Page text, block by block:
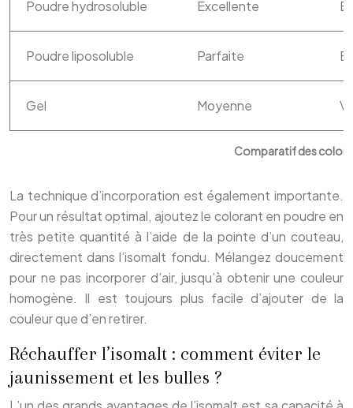
Comparatif des
Poudre hydrosoluble Excellente
Poudre liposoluble Parfaite
Gel Moyenne
La technique d’incorporation est également importante.
Pour un résultat optimal, ajoutez le colorant en poudre en
très petite quantité à l’aide de la pointe d’un couteau,
directement dans l’isomalt fondu. Mélangez doucement
pour ne pas incorporer d’air, jusqu’à obtenir une couleur
homogène. Il est toujours plus facile d’ajouter de la
couleur que d’en retirer.
Réchauffer l’isomalt : comment éviter le
jaunissement et les bulles ?